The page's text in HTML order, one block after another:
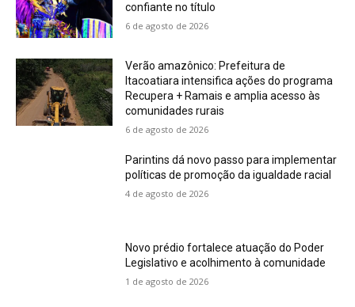
confiante no título
6 de agosto de 2026
Verão amazônico: Prefeitura de
Itacoatiara intensifica ações do programa
Recupera + Ramais e amplia acesso às
comunidades rurais
6 de agosto de 2026
Parintins dá novo passo para implementar
políticas de promoção da igualdade racial
4 de agosto de 2026
Novo prédio fortalece atuação do Poder
Legislativo e acolhimento à comunidade
1 de agosto de 2026